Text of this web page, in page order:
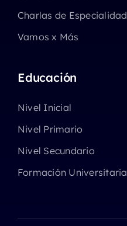
Charlas de Especialidad
Vamos x Más
Educación
Nivel Inicial
Nivel Primario
Nivel Secundario
Formación Universitaria